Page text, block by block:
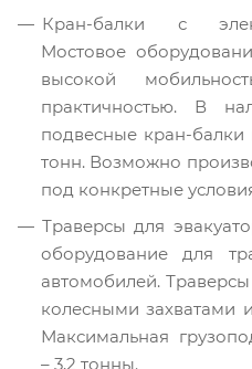
Кран-балки с
Мостовое
высокой
практичностью. В
подвесные кран-балки
тонн. Возможно
под конкретные
Траверсы для
оборудование для
автомобилей.
колесными захватами
Максимальная
– 3,2 тонны.